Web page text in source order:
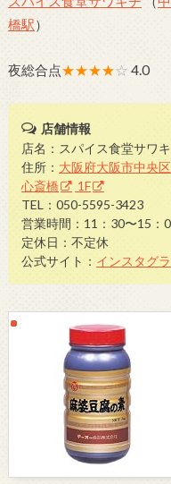
橋駅）
夜総合点★★★★☆ 4.0
店舗情報
店名：スパイス食堂サワ
住所： 大阪府大阪市中央
心斎橋
1F
TEL：050-5595-3423
営業時間：11：30〜15：
定休日：不定休
公式サイト： インスタグ